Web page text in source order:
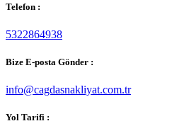
Telefon :
5322864938
Bize E-posta Gönder :
info@cagdasnakliyat.com.tr
Yol Tarifi :